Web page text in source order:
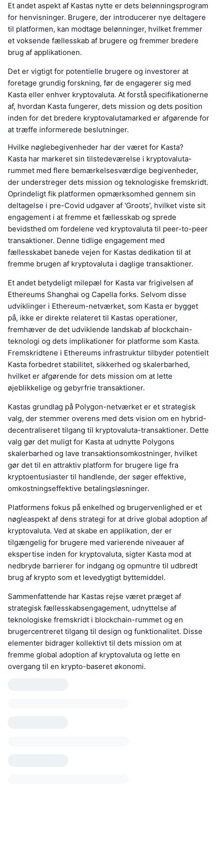
Et andet aspekt af Kastas nytte er dets belønningsprogram
for henvisninger. Brugere, der introducerer nye deltagere
til platformen, kan modtage belønninger, hvilket fremmer
et voksende fællesskab af brugere og fremmer bredere
brug af applikationen.
Det er vigtigt for potentielle brugere og investorer at
foretage grundig forskning, før de engagerer sig med
Kasta eller enhver kryptovaluta. At forstå specifikationerne
af, hvordan Kasta fungerer, dets mission og dets position
inden for det bredere kryptovalutamarked er afgørende for
at træffe informerede beslutninger.
Hvilke nøglebegivenheder har der været for Kasta?
Kasta har markeret sin tilstedeværelse i kryptovaluta-
rummet med flere bemærkelsesværdige begivenheder,
der understreger dets mission og teknologiske fremskridt.
Oprindeligt fik platformen opmærksomhed gennem sin
deltagelse i pre-Covid udgaver af 'Groots', hvilket viste sit
engagement i at fremme et fællesskab og sprede
bevidsthed om fordelene ved kryptovaluta til peer-to-peer
transaktioner. Denne tidlige engagement med
fællesskabet banede vejen for Kastas dedikation til at
fremme brugen af kryptovaluta i daglige transaktioner.
Et andet betydeligt milepæl for Kasta var frigivelsen af
Ethereums Shanghai og Capella forks. Selvom disse
udviklinger i Ethereum-netværket, som Kasta er bygget
på, ikke er direkte relateret til Kastas operationer,
fremhæver de det udviklende landskab af blockchain-
teknologi og dets implikationer for platforme som Kasta.
Fremskridtene i Ethereums infrastruktur tilbyder potentielt
Kasta forbedret stabilitet, sikkerhed og skalerbarhed,
hvilket er afgørende for dets mission om at lette
øjeblikkelige og gebyrfrie transaktioner.
Kastas grundlag på Polygon-netværket er et strategisk
valg, der stemmer overens med dets vision om en hybrid-
decentraliseret tilgang til kryptovaluta-transaktioner. Dette
valg gør det muligt for Kasta at udnytte Polygons
skalerbarhed og lave transaktionsomkostninger, hvilket
gør det til en attraktiv platform for brugere lige fra
kryptoentusiaster til handlende, der søger effektive,
omkostningseffektive betalingsløsninger.
Platformens fokus på enkelhed og brugervenlighed er et
nøgleaspekt af dens strategi for at drive global adoption af
kryptovaluta. Ved at skabe en applikation, der er
tilgængelig for brugere med varierende niveauer af
ekspertise inden for kryptovaluta, sigter Kasta mod at
nedbryde barrierer for indgang og opmuntre til udbredt
brug af krypto som et levedygtigt byttemiddel.
Sammenfattende har Kastas rejse været præget af
strategisk fællesskabsengagement, udnyttelse af
teknologiske fremskridt i blockchain-rummet og en
brugercentreret tilgang til design og funktionalitet. Disse
elementer bidrager kollektivt til dets mission om at
fremme global adoption af kryptovaluta og lette en
overgang til en krypto-baseret økonomi.